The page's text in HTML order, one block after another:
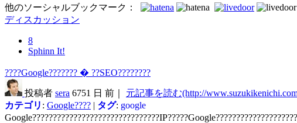
他のソーシャルブックマーク：
ディスカッション
8
Sphinn It!
????Google??????? � ??SEO????????
投稿者 sera 6751 日 前｜
元記事を読む(http://
カテゴリ : Google???? | タグ: google